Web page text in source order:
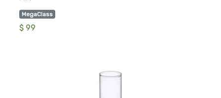
MegaClass
$ 99